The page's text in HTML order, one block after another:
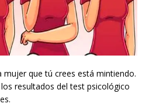
mujer que tú crees está mintiendo.
resultados del test psicológico